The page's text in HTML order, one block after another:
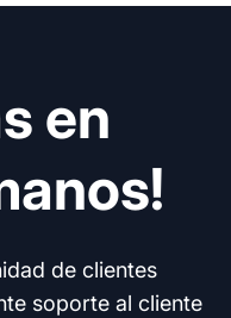
en
de clientes
soporte al cliente